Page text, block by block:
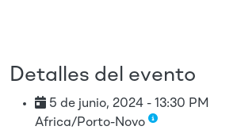
Detalles del evento
5 de junio, 2024 - 13:30 PM
Africa/Porto-Novo